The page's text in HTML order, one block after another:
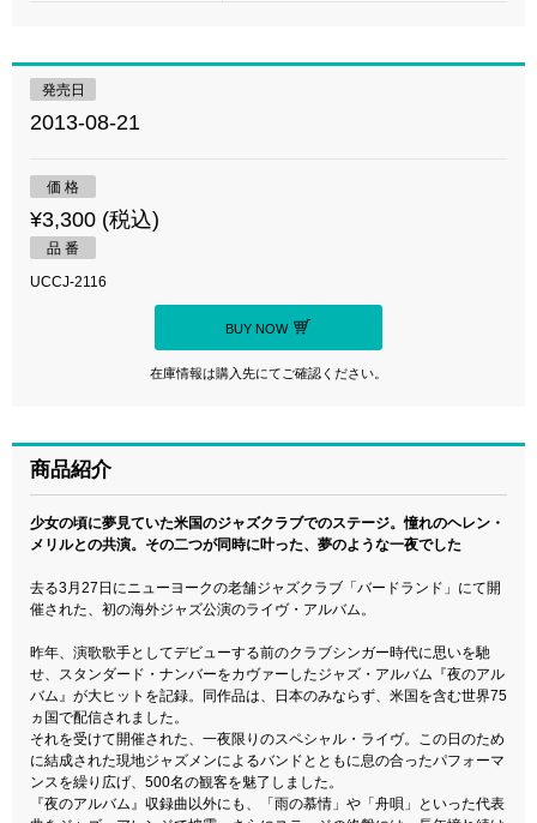
発売日
2013-08-21
価 格
¥3,300 (税込)
品 番
UCCJ-2116
BUY NOW
在庫情報は購入先にてご確認ください。
商品紹介
少女の頃に夢見ていた米国のジャズクラブでのステージ。憧れのヘレン・
メリルとの共演。その二つが同時に叶った、夢のような一夜でした
去る3月27日にニューヨークの老舗ジャズクラブ「バードランド」にて開
催された、初の海外ジャズ公演のライヴ・アルバム。
昨年、演歌歌手としてデビューする前のクラブシンガー時代に思いを馳
せ、スタンダード・ナンバーをカヴァーしたジャズ・アルバム『夜のアル
バム』が大ヒットを記録。同作品は、日本のみならず、米国を含む世界75
ヵ国で配信されました。
それを受けて開催された、一夜限りのスペシャル・ライヴ。この日のため
に結成された現地ジャズメンによるバンドとともに息の合ったパフォーマ
ンスを繰り広げ、500名の観客を魅了しました。
『夜のアルバム』収録曲以外にも、「雨の慕情」や「舟唄」といった代表